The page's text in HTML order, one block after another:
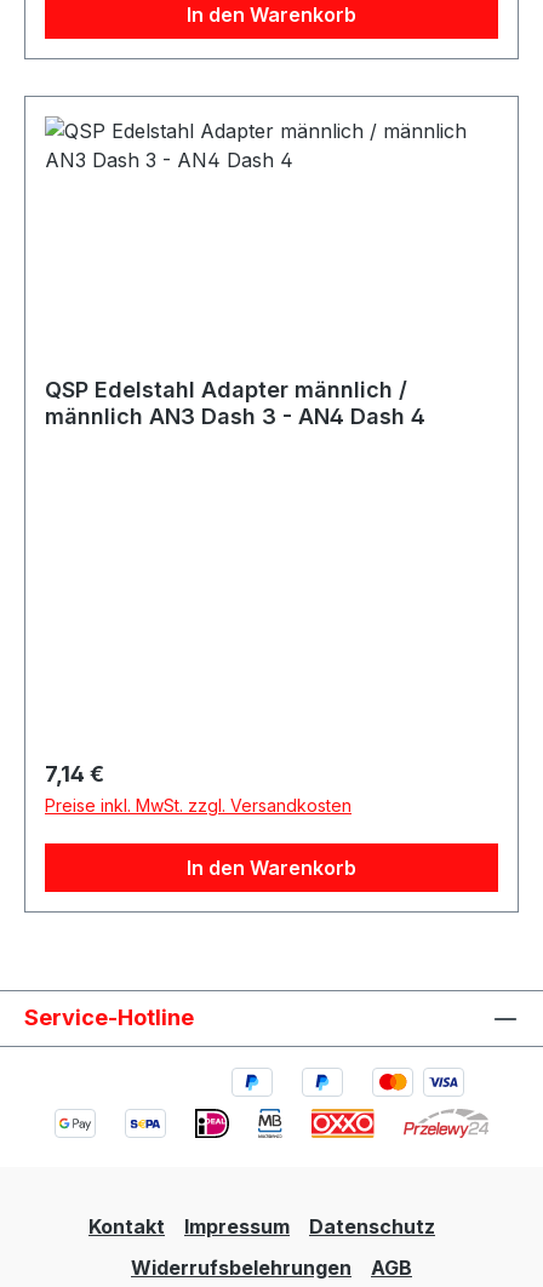
In den Warenkorb
QSP Edelstahl Adapter männlich /
männlich AN3 Dash 3 - AN4 Dash 4
Regulärer Preis:
7,14 €
Preise inkl. MwSt. zzgl. Versandkosten
In den Warenkorb
Service-Hotline
Kontakt Impressum
Datenschutz
Widerrufsbelehrungen
AGB